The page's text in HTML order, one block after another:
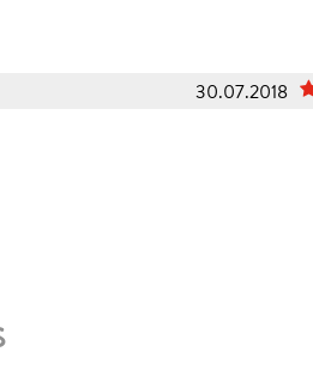
30.07.2018